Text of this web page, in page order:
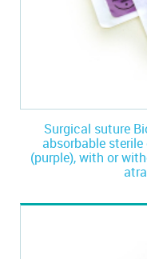
Surgical suture
absorbable
(purple), with or